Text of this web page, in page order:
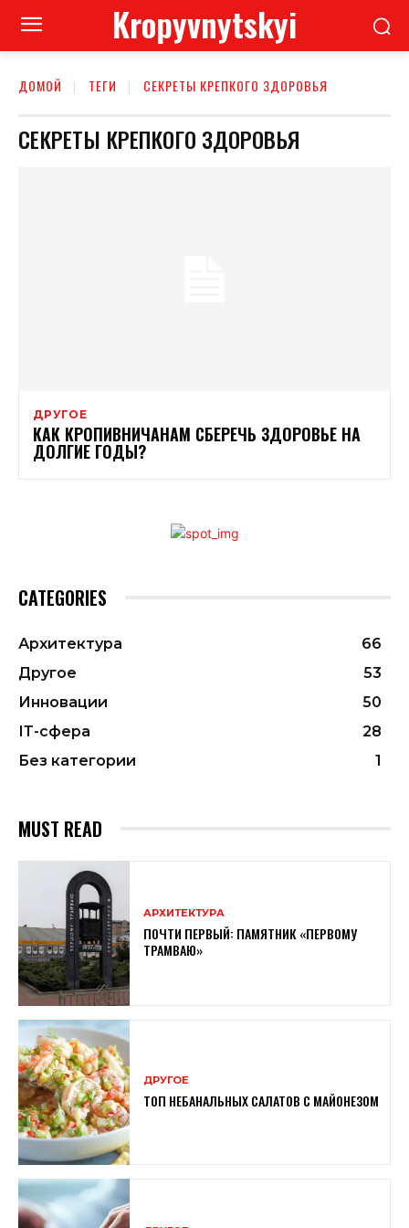
Kropyvnytskyi
ДОМОЙ ТЕГИ СЕКРЕТЫ КРЕПКОГО ЗДОРОВЬЯ
СЕКРЕТЫ КРЕПКОГО ЗДОРОВЬЯ
ДРУГОЕ
КАК КРОПИВНИЧАНАМ СБЕРЕЧЬ ЗДОРОВЬЕ НА
ДОЛГИЕ ГОДЫ?
CATEGORIES
Архитектура
66
Другое
53
Инновации
50
ІТ-сфера
28
Без категории
1
MUST READ
АРХИТЕКТУРА
ПОЧТИ ПЕРВЫЙ: ПАМЯТНИК «ПЕРВОМУ
ТРАМВАЮ»
ДРУГОЕ
ТОП НЕБАНАЛЬНЫХ САЛАТОВ С МАЙОНЕЗОМ